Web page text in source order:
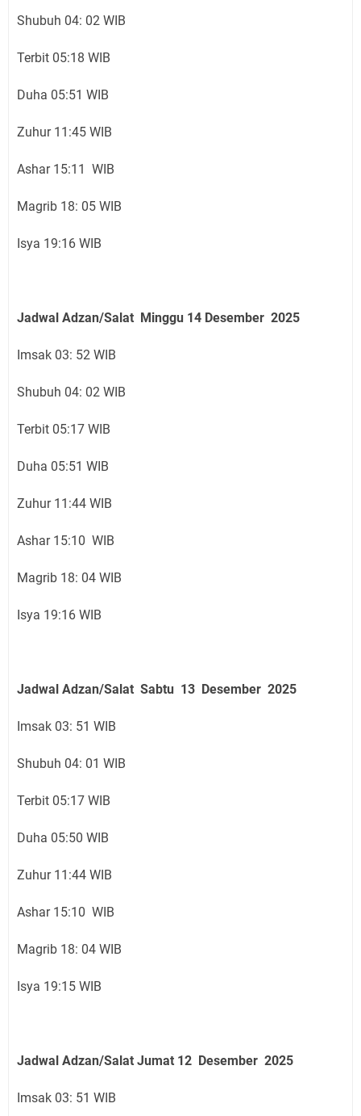
Shubuh 04: 02 WIB
Terbit 05:18 WIB
Duha 05:51 WIB
Zuhur 11:45 WIB
Ashar 15:11 WIB
Magrib 18: 05 WIB
Isya 19:16 WIB
Jadwal Adzan/Salat Minggu 14 Desember 2025
Imsak 03: 52 WIB
Shubuh 04: 02 WIB
Terbit 05:17 WIB
Duha 05:51 WIB
Zuhur 11:44 WIB
Ashar 15:10 WIB
Magrib 18: 04 WIB
Isya 19:16 WIB
Jadwal Adzan/Salat Sabtu 13 Desember 2025
Imsak 03: 51 WIB
Shubuh 04: 01 WIB
Terbit 05:17 WIB
Duha 05:50 WIB
Zuhur 11:44 WIB
Ashar 15:10 WIB
Magrib 18: 04 WIB
Isya 19:15 WIB
Jadwal Adzan/Salat Jumat 12 Desember 2025
Imsak 03: 51 WIB